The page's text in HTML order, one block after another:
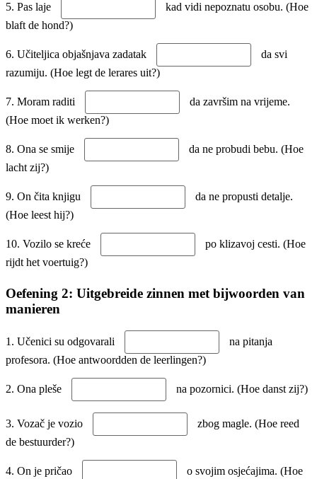
5. Pas laje
kad vidi nepoznatu osobu. (Hoe
blaft de hond?)
6. Učiteljica objašnjava zadatak
da svi
razumiju. (Hoe legt de lerares uit?)
7. Moram raditi
da završim na vrijeme.
(Hoe moet ik werken?)
8. Ona se smije
da ne probudi bebu. (Hoe
lacht zij?)
9. On čita knjigu
da ne propusti detalje.
(Hoe leest hij?)
10. Vozilo se kreće
po klizavoj cesti. (Hoe
rijdt het voertuig?)
Oefening 2: Uitgebreide zinnen met bijwoorden van
manieren
1. Učenici su odgovarali
na pitanja
profesora. (Hoe antwoordden de leerlingen?)
2. Ona pleše na pozornici. (Hoe danst zij?)
3. Vozač je vozio
zbog magle. (Hoe reed
de bestuurder?)
4. On je pričao
o svojim osjećajima. (Hoe